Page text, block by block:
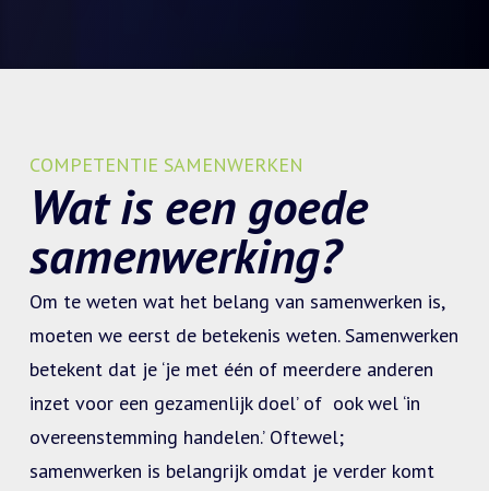
COMPETENTIE SAMENWERKEN
Wat is een goede
samenwerking?
Om te weten wat het belang van samenwerken is,
moeten we eerst de betekenis weten. Samenwerken
betekent dat je ‘je met één of meerdere anderen
inzet voor een gezamenlijk doel’ of ook wel ‘in
overeenstemming handelen.’ Oftewel;
samenwerken is belangrijk omdat je verder komt